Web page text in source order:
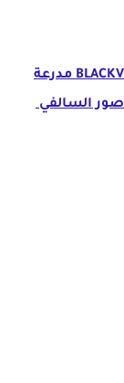
تعرف على اقوى هاتفان من BLACKVIEW مدرعة
السالفي